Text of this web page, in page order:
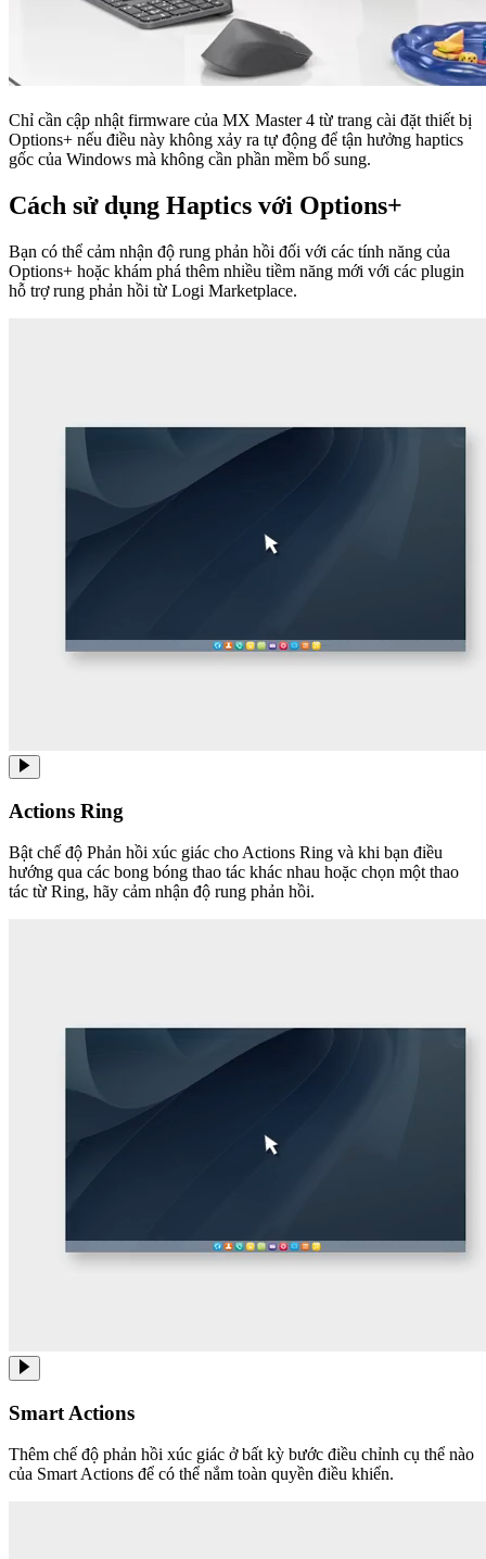
Chỉ cần cập nhật firmware của MX Master 4 từ trang cài đặt thiết bị
Options+ nếu điều này không xảy ra tự động để tận hưởng haptics
gốc của Windows mà không cần phần mềm bổ sung.
Cách sử dụng Haptics với Options+
Bạn có thể cảm nhận độ rung phản hồi đối với các tính năng của
Options+ hoặc khám phá thêm nhiều tiềm năng mới với các plugin
hỗ trợ rung phản hồi từ Logi Marketplace.
Actions Ring
Bật chế độ Phản hồi xúc giác cho Actions Ring và khi bạn điều
hướng qua các bong bóng thao tác khác nhau hoặc chọn một thao
tác từ Ring, hãy cảm nhận độ rung phản hồi.
Smart Actions
Thêm chế độ phản hồi xúc giác ở bất kỳ bước điều chỉnh cụ thể nào
của Smart Actions để có thể nắm toàn quyền điều khiển.